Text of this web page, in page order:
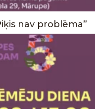
nav problēma”